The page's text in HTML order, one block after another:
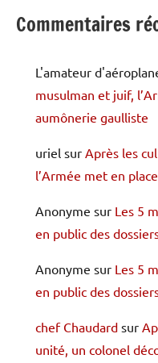
Commentaires
L'amateur
musulman et juif,
aumônerie gaulliste
uriel sur Après les
l’Armée met en
Anonyme sur Les 5
en public des
Anonyme sur Les 5
en public des
chef Chaudard sur
unité, un colonel